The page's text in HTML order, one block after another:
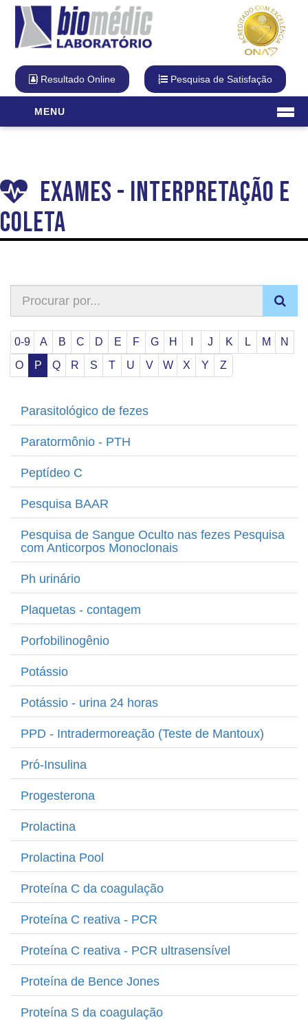
Resultado Online Pesquisa de Satisfação
MENU
Diferencial Biomédic
Qualidade
Cartão Fidelidade
Orientações sobre Coletas
Coleta em Domicílio
DNA
Teste do Pezinho
Interpretação e Coletas
Labkids
Trabalhe Conosco
Exames - Interpretação e
Coleta
0-9 A B C D E F G H J K L M
N
O
P Q R S T U V W X Y Z
Parasitológico de fezes
Paratormônio - PTH
Peptídeo C
Pesquisa BAAR
Pesquisa de Sangue Oculto nas fezes Pesquisa
com Anticorpos Monoclonais
Ph urinário
Plaquetas - contagem
Porfobilinogênio
Potássio
Potássio - urina 24 horas
PPD - Intradermoreação (Teste de Mantoux)
Pró-Insulina
Progesterona
Prolactina
Prolactina Pool
Proteína C da coagulação
Proteína C reativa - PCR
Proteína C reativa - PCR ultrasensível
Proteína de Bence Jones
Proteína S da coagulação